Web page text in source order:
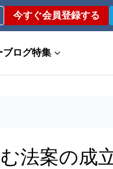
今すぐ会員登録する
ブログ特集
法案の成